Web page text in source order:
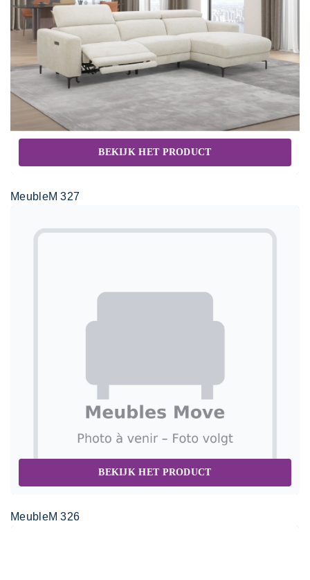
BEKIJK HET PRODUCT
MeubleM 327
BEKIJK HET PRODUCT
MeubleM 326